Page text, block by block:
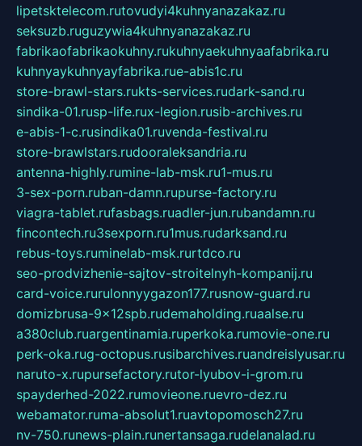
lipetsktelecom.rutovudyi4kuhnyanazakaz.ru
seksuzb.ruguzywia4kuhnyanazakaz.ru
fabrikaofabrikaokuhny.rukuhnyaekuhnyaafabrika.ru
kuhnyaykuhnyayfabrika.rue-abis1c.ru
store-brawl-stars.rukts-services.rudark-sand.ru
sindika-01.rusp-life.rux-legion.rusib-archives.ru
e-abis-1-c.rusindika01.ruvenda-festival.ru
store-brawlstars.rudooraleksandria.ru
antenna-highly.rumine-lab-msk.ru1-mus.ru
3-sex-porn.ruban-damn.rupurse-factory.ru
viagra-tablet.rufasbags.ruadler-jun.rubandamn.ru
fincontech.ru3sexporn.ru1mus.rudarksand.ru
rebus-toys.ruminelab-msk.rurtdco.ru
seo-prodvizhenie-sajtov-stroitelnyh-kompanij.ru
card-voice.rurulonnyygazon177.rusnow-guard.ru
domizbrusa-9x12spb.rudemaholding.ruaalse.ru
a380club.ruargentinamia.ruperkoka.rumovie-one.ru
perk-oka.rug-octopus.rusibarchives.ruandreislyusar.ru
naruto-x.rupursefactory.rutor-lyubov-i-grom.ru
spayderhed-2022.rumovieone.ruevro-dez.ru
webamator.ruma-absolut1.ruavtopomosch27.ru
nv-750.runews-plain.runertansaga.rudelanalad.ru